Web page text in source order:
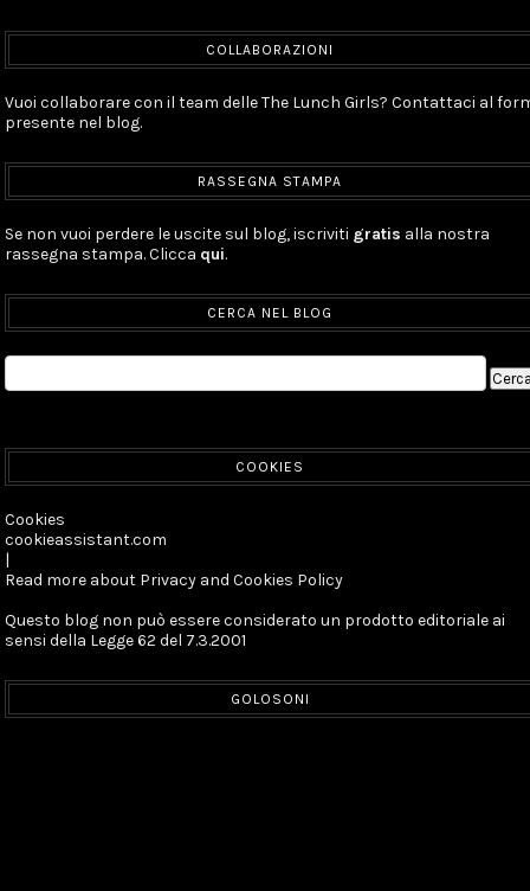
COLLABORAZIONI
Vuoi collaborare con il team delle The Lunch Girls? Contattaci al
presente nel blog.
RASSEGNA STAMPA
Se non vuoi perdere le uscite sul blog, iscriviti gratis alla nostra
rassegna stampa. Clicca qui.
CERCA NEL BLOG
COOKIES
Cookies
cookieassistant.com
|
Read more about Privacy and Cookies Policy
Questo blog non può essere considerato un prodotto editoriale ai
sensi della Legge 62 del 7.3.2001
GOLOSONI